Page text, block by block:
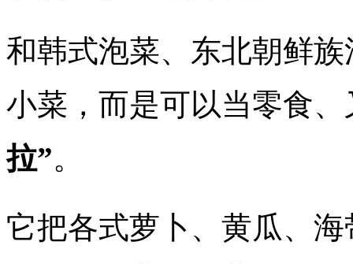
和韩式泡菜、东北朝鲜
小菜，而是可以当零食
拉”。
它把各式萝卜、黄瓜、